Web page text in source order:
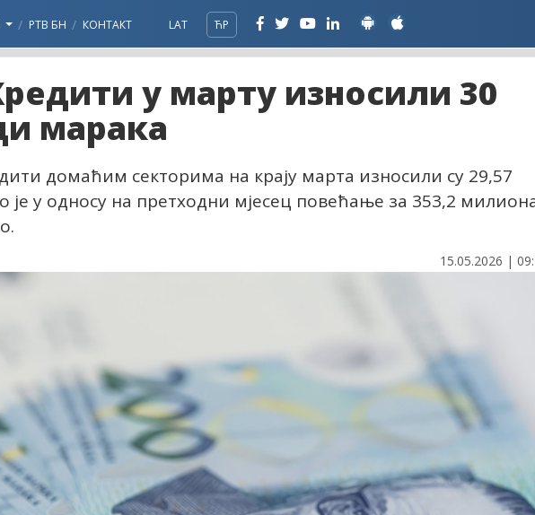
РТВ БН КОНТАКТ LAT ЋР
у марту износили 30
марака
домаћим секторима на крају марта износили су 29,57
у односу на претходни мјесец повећање за 353,2
15.05.2026 |